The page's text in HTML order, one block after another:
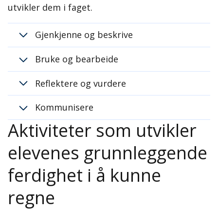
utvikler dem i faget.
Gjenkjenne og beskrive
Bruke og bearbeide
Reflektere og vurdere
Kommunisere
Aktiviteter som utvikler
elevenes grunnleggende
ferdighet i å kunne
regne